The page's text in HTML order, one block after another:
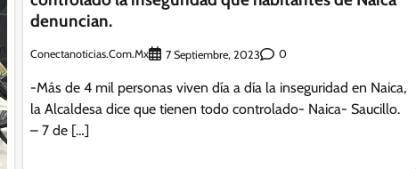
denuncian.
Conectanoticias.com.mx 7 Septiembre, 2023 0
-Más de 4 mil personas viven día a día la inseguridad en Naica,
la Alcaldesa dice que tienen todo controlado- Naica- Saucillo.
– 7 de […]